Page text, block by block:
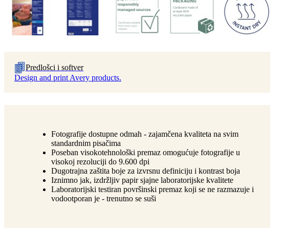
Predlošci i softver
Design and print Avery products.
Fotografije dostupne odmah - zajamčena kvaliteta na svim
standardnim pisačima
Poseban visokotehnološki premaz omogućuje fotografije u
visokoj rezoluciji do 9.600 dpi
Dugotrajna zaštita boje za izvrsnu definiciju i kontrast boja
Iznimno jak, izdržljiv papir sjajne laboratorijske kvalitete
Laboratorijski testiran površinski premaz koji se ne razmazuje i
vodootporan je - trenutno se suši